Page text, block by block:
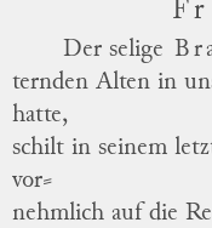
Der selige
ternden Alten in
hatte,
schilt in seinem
vor⸗
nehmlich auf die